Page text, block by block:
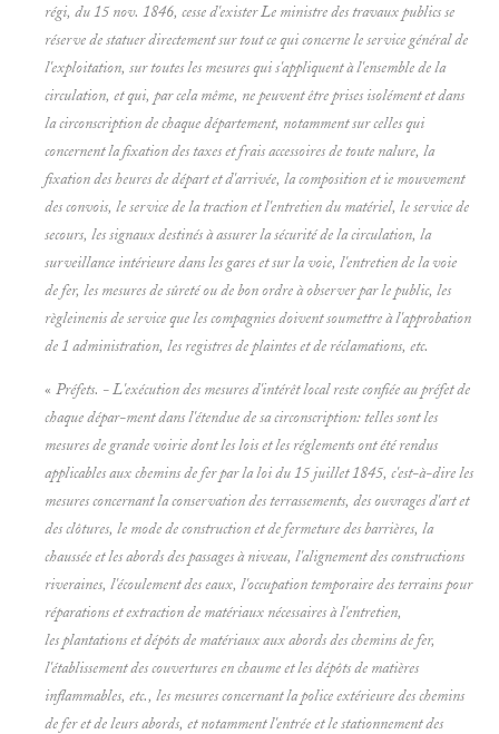
régi, du 15 nov. 1846, cesse d'exister Le ministre des travaux publics se
réserve de statuer directement sur tout ce qui concerne le service général de
l'exploitation, sur toutes les mesures qui s'appliquent à l'ensemble de la
circulation, et qui, par cela même, ne peuvent être prises isolément et dans
la circonscription de chaque département, notamment sur celles qui
concernent la fixation des taxes et frais accessoires de toute nalure, la
fixation des heures de départ et d'arrivée, la composition et ie mouvement
des convois, le service de la traction et l'entretien du matériel, le service de
secours, les signaux destinés à assurer la sécurité de la circulation, la
surveillance intérieure dans les gares et sur la voie, l'entretien de la voie
de fer, les mesures de sûreté ou de bon ordre à observer par le public, les
règleinenis de service que les compagnies doivent soumettre à l'approbation
de 1 administration, les registres de plaintes et de réclamations, etc.
« Préfets. - L'exécution des mesures d'intérêt local reste confiée au préfet de
chaque dépar-ment dans l'étendue de sa circonscription: telles sont les
mesures de grande voirie dont les lois et les réglements ont été rendus
applicables aux chemins de fer par la loi du 15 juillet 1845, c'est-à-dire les
mesures concernant la conservation des terrassements, des ouvrages d'art et
des clôtures, le mode de construction et de fermeture des barrières, la
chaussée et les abords des passages à niveau, l'alignement des constructions
riveraines, l'écoulement des eaux, l'occupation temporaire des terrains pour
réparations et extraction de matériaux nécessaires à l'entretien,
les plantations et dépôts de matériaux aux abords des chemins de fer,
l'établissement des couvertures en chaume et les dépôts de matières
inflammables, etc., les mesures concernant la police extérieure des chemins
de fer et de leurs abords, et notamment l'entrée et le stationnement des